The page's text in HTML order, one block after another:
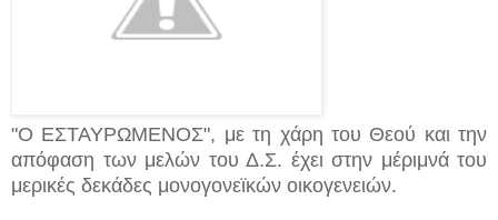
"Ο ΕΣΤΑΥΡΩΜΕΝΟΣ", με τη χάρη του Θεού και την
απόφαση των μελών του Δ.Σ. έχει στην μέριμνά του
μερικές δεκάδες μονογονεϊκών οικογενειών.